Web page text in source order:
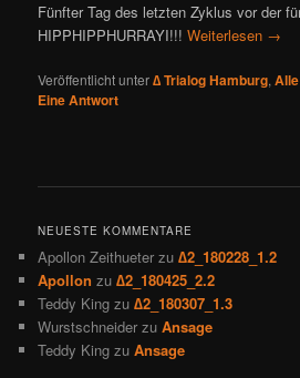
Fünfter Tag des letzten Zyklus vor der
HIPPHIPPHURRAYI!!!Weiterlesen →
Veröffentlicht unter∆ Trialog Hamburg,
EineAntwort
NEUESTE KOMMENTARE
Apollon Zeithueter zu∆2_180228_1.2
Apollon zu∆2_180425_2.2
Teddy King zu∆2_180307_1.3
Wurstschneider zuAnsage
Teddy King zuAnsage